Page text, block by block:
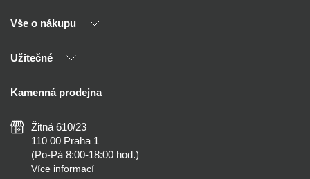
O nás
Kontakty
Vše o nákupu
Výhody T-LED
Montáž
Nejčastější dotazy
Než koupíte
Osvětlení dle místnosti
Užitečné
Reklamace a vrácení
Zásady ochrany soukromí
Nastavení cookies
Prohlášení o přístupnosti
Kamenná prodejna
Žitná 610/23
110 00 Praha 1
(Po-Pá 8:00-18:00 hod.)
Více informací